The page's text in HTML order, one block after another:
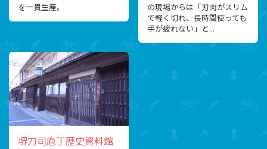
を一貫生産。
の現場からは「刃肉がスリム
で軽く切れ、長時間使っても
手が疲れない」と...
堺刀司庖丁歴史資料館